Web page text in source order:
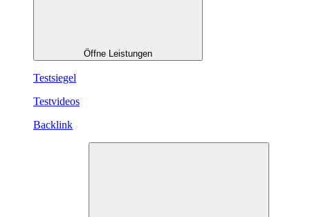
Öffne Leistungen
Testsiegel
Testvideos
Backlink